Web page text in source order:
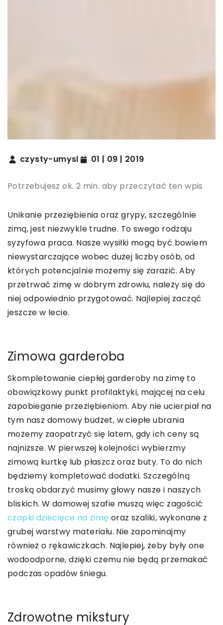
czysty-umysl 01 | 09 | 2019
Potrzebujesz ok. 2 min. aby przeczytać ten wpis
Unikanie przeziębienia oraz grypy, szczególnie
zimą, jest niezwykle trudne. To swego rodzaju
syzyfowa praca. Nasze wysiłki mogą być bowiem
niewystarczające wobec dużej liczby osób, od
których potencjalnie możemy się zarazić. Aby
przetrwać zimę w dobrym zdrowiu, należy się do
niej odpowiednio przygotować. Najlepiej zacząć
jeszcze w lecie.
Zimowa garderoba
Skompletowanie ciepłej garderoby na zimę to
obowiązkowy punkt profilaktyki, mającej na celu
zapobieganie przeziębieniom. Aby nie ucierpiał na
tym nasz domowy budżet, w ciepłe ubrania
możemy zaopatrzyć się latem, gdy ich ceny są
najniższe. W pierwszej kolejności wybierzmy
zimową kurtkę lub płaszcz oraz buty. To do nich
będziemy kompletować dodatki. Szczególną
troską obdarzyć musimy głowy nasze i naszych
bliskich. W domowej szafie muszą więc zagościć
czapki dziecięce na zimę oraz szaliki, wykonane z
grubej warstwy materiału. Nie zapominajmy
również o rękawiczkach. Najlepiej, żeby były one
wodoodporne, dzięki czemu nie będą przemakać
podczas opadów śniegu.
Zdrowotne mikstury